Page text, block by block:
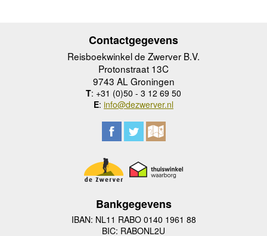
Contactgegevens
Reisboekwinkel de Zwerver B.V.
Protonstraat 13C
9743 AL Groningen
T: +31 (0)50 - 3 12 69 50
E: info@dezwerver.nl
Bankgegevens
IBAN: NL11 RABO 0140 1961 88
BIC: RABONL2U